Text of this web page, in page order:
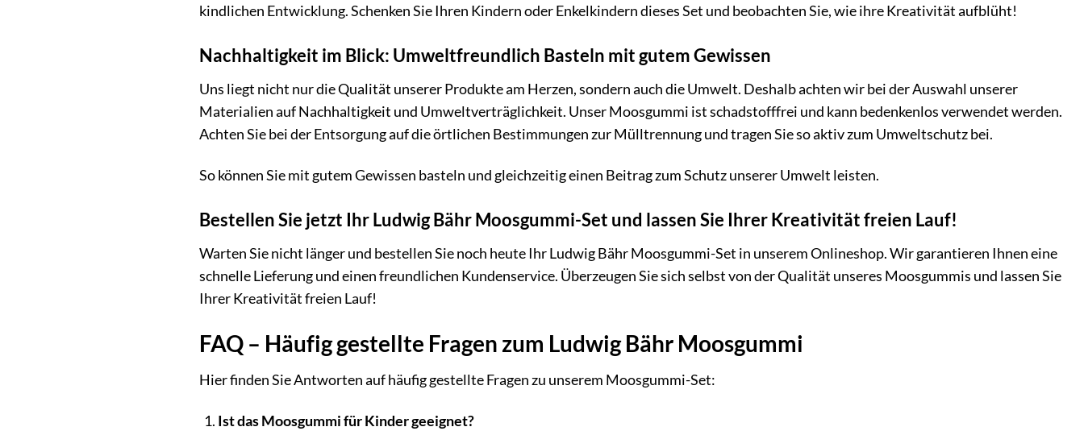
kindlichen Entwicklung. Schenken Sie Ihren Kindern oder Enkelkindern dieses Set und beobachten Sie, wie ihre Kreativität aufblüht!
Nachhaltigkeit im Blick: Umweltfreundlich Basteln mit gutem Gewissen
Uns liegt nicht nur die Qualität unserer Produkte am Herzen, sondern auch die Umwelt. Deshalb achten wir bei der Auswahl unserer
Materialien auf Nachhaltigkeit und Umweltverträglichkeit. Unser Moosgummi ist schadstofffrei und kann bedenkenlos verwendet werden.
Achten Sie bei der Entsorgung auf die örtlichen Bestimmungen zur Mülltrennung und tragen Sie so aktiv zum Umweltschutz bei.
So können Sie mit gutem Gewissen basteln und gleichzeitig einen Beitrag zum Schutz unserer Umwelt leisten.
Bestellen Sie jetzt Ihr Ludwig Bähr Moosgummi-Set und lassen Sie Ihrer Kreativität freien Lauf!
Warten Sie nicht länger und bestellen Sie noch heute Ihr Ludwig Bähr Moosgummi-Set in unserem Onlineshop. Wir garantieren Ihnen eine
schnelle Lieferung und einen freundlichen Kundenservice. Überzeugen Sie sich selbst von der Qualität unseres Moosgummis und lassen Sie
Ihrer Kreativität freien Lauf!
FAQ – Häufig gestellte Fragen zum Ludwig Bähr Moosgummi
Hier finden Sie Antworten auf häufig gestellte Fragen zu unserem Moosgummi-Set:
Ist das Moosgummi für Kinder geeignet?